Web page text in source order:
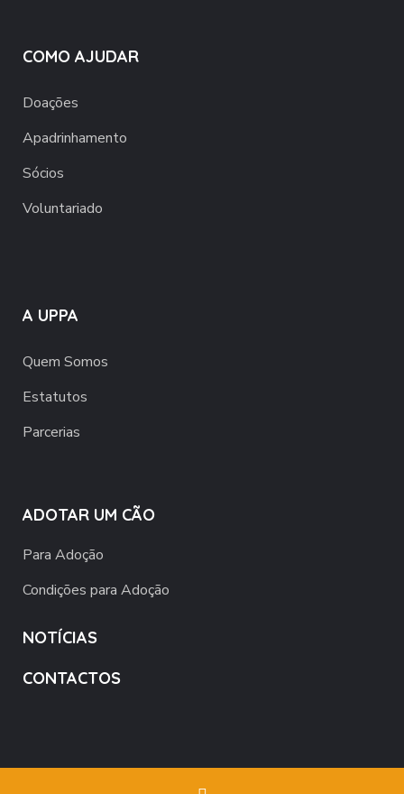
COMO AJUDAR
Doações
Apadrinhamento
Sócios
Voluntariado
A UPPA
Quem Somos
Estatutos
Parcerias
ADOTAR UM CÃO
Para Adoção
Condições para Adoção
NOTÍCIAS
CONTACTOS